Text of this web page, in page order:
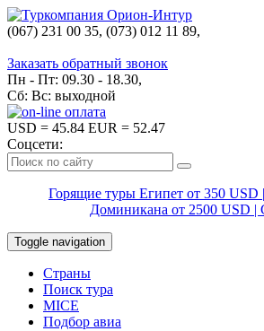
(067) 231 00 35, (073) 012 11 89,
Заказать обратный звонок
Пн - Пт: 09.30 - 18.30,
Сб: Вс: выходной
USD = 45.84 EUR = 52.47
Соцсети:
Горящие туры Египет от 350 USD
Доминикана от 2500 USD |
Toggle navigation
Страны
Поиск тура
MICE
Подбор авиа